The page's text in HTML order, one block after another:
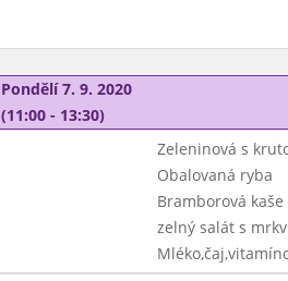
Pondělí 7. 9. 2020
(11:00 - 13:30)
Zeleninová s
Obalovaná ryba
Bramborová kaše
zelný salát s